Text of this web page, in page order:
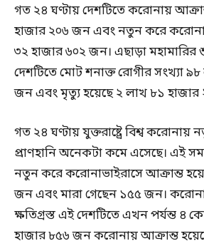
গত ২৪ ঘণ্টায় দেশটিতে করোনায়
হাজার ২০৬ জন এবং নতুন করে
৩২ হাজার ৬০২ জন। এছাড়া মহামারির
দেশটিতে মোট শনাক্ত রোগীর সংখ্যা
জন এবং মৃত্যু হয়েছে ২ লাখ ৮১ হাজার
গত ২৪ ঘণ্টায় যুক্তরাষ্ট্রে বিশ্ব
প্রাণহানি অনেকটা কমে এসেছে। এই
নতুন করে করোনাভাইরাসে আক্রান্ত
জন এবং মারা গেছেন ১৫৫ জন।
ক্ষতিগ্রস্ত এই দেশটিতে এখন পর্যন্ত ৪
হাজার ৮৫৬ জন করোনায় আক্রান্ত